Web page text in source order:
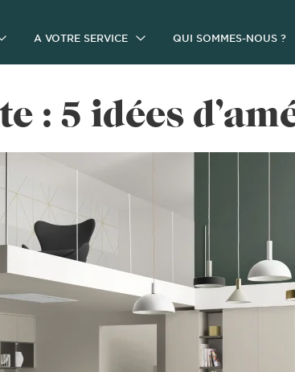
A VOTRE SERVICE QUI SOMMES-NOUS ?
: 5 idées